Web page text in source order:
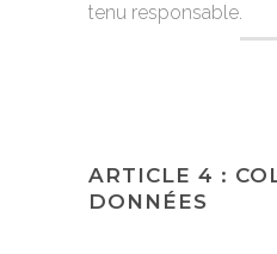
tenu responsable.
ARTICLE 4 :
DONNÉES